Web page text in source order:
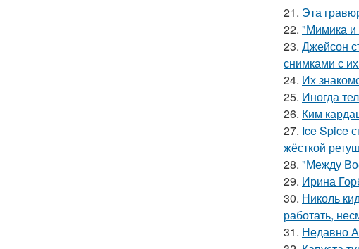
21. Эта
22. "Мимика и
23. Джейсон
снимками с
24. Их
25. Иногда
26. Ким
27. Ice Spice
жёсткой
28. "Между
29. Ирина
30. Николь
работать,
31. Недавно